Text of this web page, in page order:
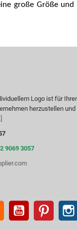
große Größe
Logo ist für
herzustellen
9069 3057
RSS Youtube Pinterest